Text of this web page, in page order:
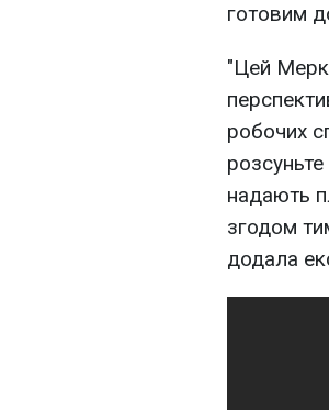
готовим
"Цей
робочих
надають
згодом
додала